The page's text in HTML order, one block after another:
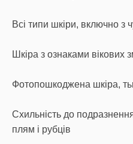
Всі типи шкіри, включно з
Шкіра з ознаками вікових
Фотопошкоджена шкіра,
Схильність до
плям і рубців